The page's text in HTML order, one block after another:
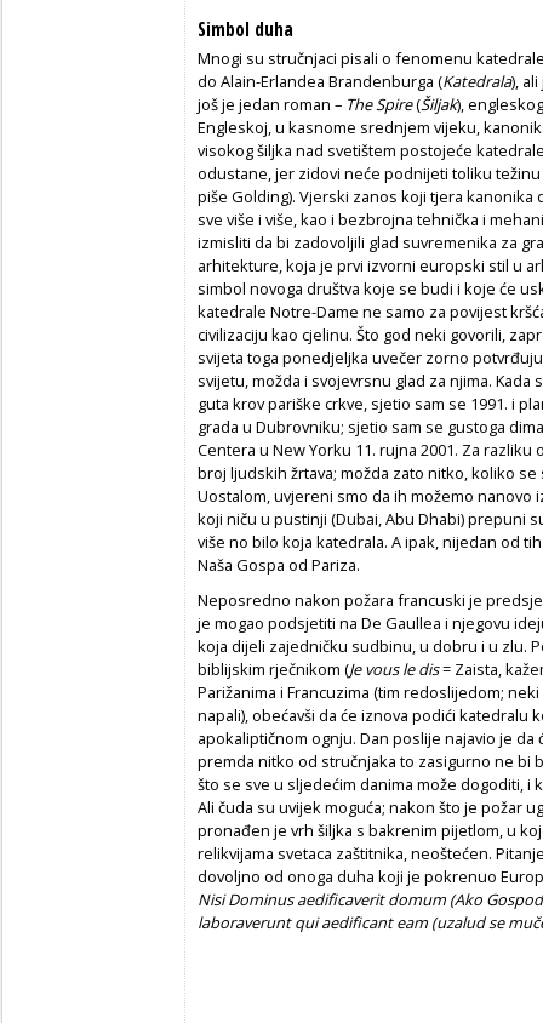
Simbol duha
Mnogi su stručnjaci pisali o fenomenu
do Alain-Erlandea Brandenburga (Katedrala),
još je jedan roman – The Spire(Šiljak),
Engleskoj, u kasnome srednjem vijeku,
visokog šiljka nad svetištem postojeće
odustane, jer zidovi neće podnijeti toliku
piše Golding). Vjerski zanos koji tjera
sve više i više, kao i bezbrojna tehnička i
izmisliti da bi zadovoljili glad suvremenika za
arhitekture, koja je prvi izvorni europski stil u
simbol novoga društva koje se budi i koje će
katedrale Notre-Dame ne samo za povijest
civilizaciju kao cjelinu. Što god neki govorili,
svijeta toga ponedjeljka uvečer zorno
svijetu, možda i svojevrsnu glad za njima.
guta krov pariške crkve, sjetio sam se 1991. i
grada u Dubrovniku; sjetio sam se gustoga
Centera u New Yorku 11. rujna 2001. Za
broj ljudskih žrtava; možda zato nitko, koliko
Uostalom, uvjereni smo da ih možemo nanovo
koji niču u pustinji (Dubai, Abu Dhabi) prepuni
više no bilo koja katedrala. A ipak, nijedan od
Naša Gospa od Pariza.
Neposredno nakon požara francuski je
je mogao podsjetiti na De Gaullea i njegovu
koja dijeli zajedničku sudbinu, u dobru i u zlu.
biblijskim rječnikom (Je vous le dis= Zaista,
Parižanima i Francuzima (tim redoslijedom;
napali), obećavši da će iznova podići katedralu
apokaliptičnom ognju. Dan poslije najavio je
premda nitko od stručnjaka to zasigurno ne bi
što se sve u sljedećim danima može dogoditi, i
Ali čuda su uvijek moguća; nakon što je požar
pronađen je vrh šiljka s bakrenim pijetlom, u
relikvijama svetaca zaštitnika, neoštećen.
dovoljno od onoga duha koji je pokrenuo
Nisi Dominus aedificaverit domum (Ako
laboraverunt qui aedificant eam (uzalud se